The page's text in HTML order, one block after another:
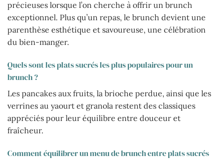
précieuses lorsque l’on cherche à offrir un brunch
exceptionnel. Plus qu’un repas, le brunch devient une
parenthèse esthétique et savoureuse, une célébration
du bien-manger.
Quels sont les plats sucrés les plus populaires pour un
brunch ?
Les pancakes aux fruits, la brioche perdue, ainsi que les
verrines au yaourt et granola restent des classiques
appréciés pour leur équilibre entre douceur et
fraîcheur.
Comment équilibrer un menu de brunch entre plats sucrés